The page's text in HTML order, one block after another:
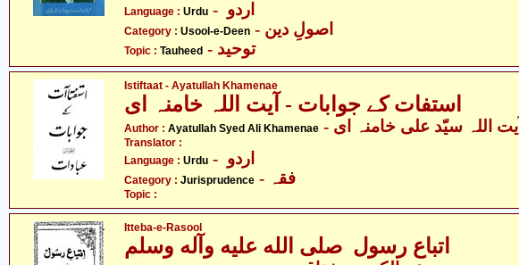
Language : Urdu
Category : Usool-e-Deen - اصولِ دین
Topic : Tauheed - توحید
Istiftaat - Ayatullah Khamenae
استفات کے جوابات - آیت اللہ خامنہ ای
Author : Ayatullah Syed Ali Khamenae - آیت اللہ سیّد علی خامنہ ای
Translator :
Language : Urdu
Category : Jurisprudence - فقہ
Topic :
Itteba-e-Rasool
اتباع رسول صلى الله عليه وآله وسلم